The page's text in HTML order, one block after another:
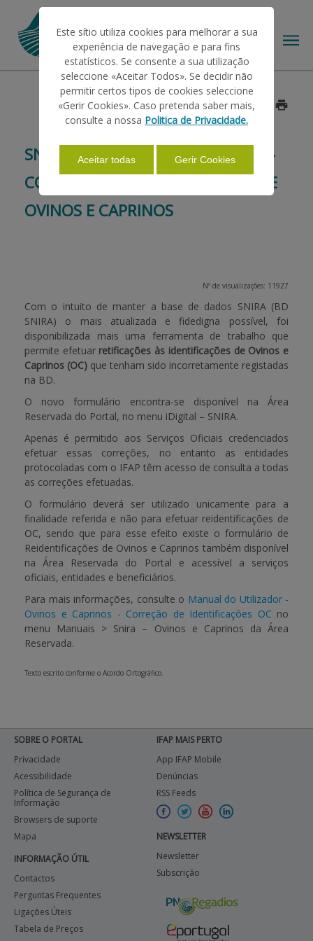
AJUDAS/APOIOS
INFORMAÇÕES
APOIO AO BENEFICIÁRIO
Entrar / Registar
SNIRA – NOVA FUNCIONALIDADE –
CORREÇÃO DE IDENTIFICAÇÕES DE
OVINOS E CAPRINOS
Data: 2020/07/21
Nº de visualizações: 11927
Com o intuito de manter a base de dados SNIRA (BD
SNIRA) o mais atualizada e fidedigna possível, foi
disponibilizada mais uma ferramenta de trabalho que
permite efetuar retificações às identificações de Ovinos e
Caprinos (OC) que tenham sido incorretamente registadas
na BD.
O novo formulário encontra-se disponível na Área
Reservada do Portal, no menu iDigital – SNIRA.
Apenas é permitido aos Serviços Oficiais credenciados
efetuar essas correções, no entanto as entidades
protocoladas com o IFAP têm acesso de consulta a todas
as correções efetuadas.
O formulário deverá ser utilizado unicamente para a
finalidade referida e não para efetuar reidentificações de
OC, sendo que para esse efeito existe o formulário de
Reidentificações de Ovinos e Caprinos também disponível
na Área Reservada do Portal e acessível a serviços
oficiais, entidades e beneficiários.
Para mais informações, consulte o Manual do Utilizador -
Ovinos e Caprinos - Correção de Identificações OC no
menu Manuais > Snira – Ovinos e Caprinos da Área
Reservada.
Texto escrito conforme o Acordo Ortográfico.
SOBRE O PORTAL
Privacidade
Acessibilidade
Política de Segurança de
Informação
Browsers de suporte
Mapa
INFORMAÇÃO ÚTIL
Contactos
Perguntas Frequentes
Ligações Úteis
Tabela de Preços
IFAP MAIS PERTO
App IFAP Mobile
Denúncias
RSS Feeds
NEWSLETTER
Newsletter
Subscrição
Este sítio utiliza cookies para melhorar a sua
experiência de navegação e para fins
estatísticos. Se consente a sua utilização
seleccione «Aceitar Todos». Se decidir não
permitir certos tipos de cookies seleccione
«Gerir Cookies». Caso pretenda saber mais,
consulte a nossa Politica de Privacidade.
Aceitar todas Gerir Cookies